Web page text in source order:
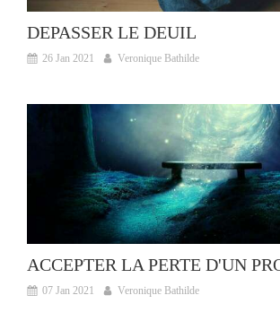
DEPASSER LE DEUIL
26 Jan 2021 Veronique Bathilde
ACCEPTER LA PERTE D'UN
07 Jan 2021 Veronique Bathilde